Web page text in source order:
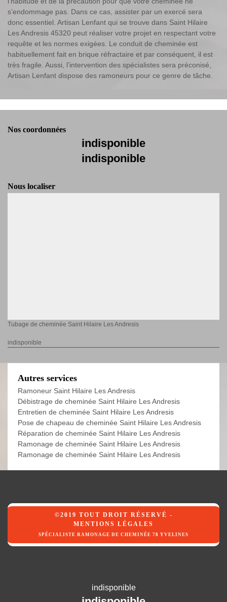
s’endommage pas. Dans ce cas, assister par un exercé sera
donc essentiel. Artisan Lenfant qui se trouve dans Saint Hilaire
Les Andresis 45320 peut réaliser votre projet en respectant votre
requête et les normes exigées. Le conduit de cheminée est
habituellement fait en brique réfractaire et par conséquent, il est
très fragile. Aussi, l’intervention des spécialistes sera préconisé,
Artisan Lenfant dispose des ramoneurs pour ce genre de tâche.
Nos coordonnées
indisponible
indisponible
Nous localiser
Tubage de cheminée Saint Hilaire Les Andresis
indisponible
Autres services
Ramoneur Saint Hilaire Les Andresis
Débistrage de cheminée Saint Hilaire Les Andresis
Entretien de cheminée Saint Hilaire Les Andresis
Pose de chapeau de cheminée Saint Hilaire Les Andresis
Réparation de cheminée Saint Hilaire Les Andresis
Ramonage de cheminée Saint Hilaire Les Andresis
Ramonage de cheminée Saint Hilaire Les Andresis
©2019 TOUT DROIT RÉSERVÉ -
MENTIONS LÉGALES
SPÉCIALISTE RAMONAGE DE CHEMINÉE 78 YVELINES
indisponible